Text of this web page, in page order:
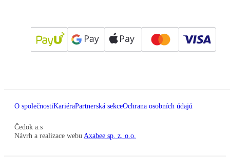
O společnostiKariéraPartnerská sekceOchrana osobních údajů
Čedok a.s
Návrh a realizace webu Axabee sp. z. o.o.